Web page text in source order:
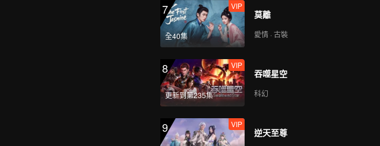
7
全40集
VIP
莫離
愛情 · 古裝
8
更新到第235集
VIP
吞噬星空
科幻
9 VIP
逆天至尊